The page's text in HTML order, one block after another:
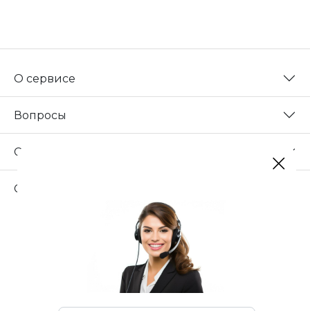
О сервисе
Вопросы
Сотрудничество
Свяжитесь с нами